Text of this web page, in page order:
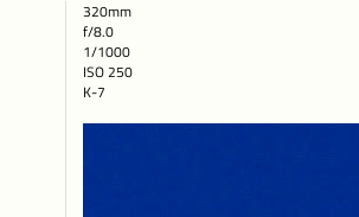
320mm
f/8.0
1/1000
ISO 250
K-7